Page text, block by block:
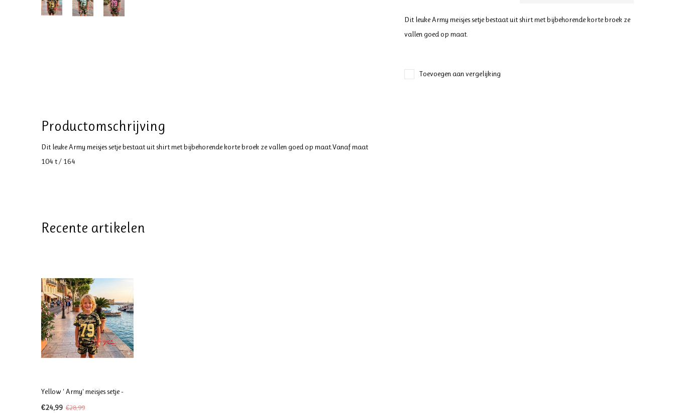
Dit leuke Army meisjes setje bestaat uit shirt met bijbehorende korte broek ze
vallen goed op maat.
Toevoegen aan vergelijking
Productomschrijving
Dit leuke Army meisjes setje bestaat uit shirt met bijbehorende korte broek ze vallen goed op maat.Vanaf maat
104 t / 164
Recente artikelen
Yellow ‘ Army‘ meisjes setje -
€24,99 €28,99